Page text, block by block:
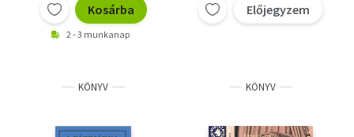
Kosárba
2 - 3 munkanap
Előjegyzem
KÖNYV KÖNYV